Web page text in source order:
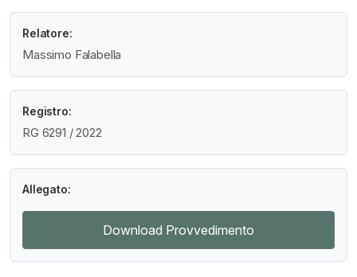
Relatore:
Massimo Falabella
Registro:
RG 6291 / 2022
Allegato:
Download Provvedimento